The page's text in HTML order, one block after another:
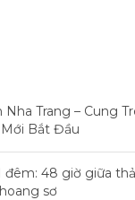
Trang – Cung
Bắt Đầu
đêm: 48 giờ giữa
sơ